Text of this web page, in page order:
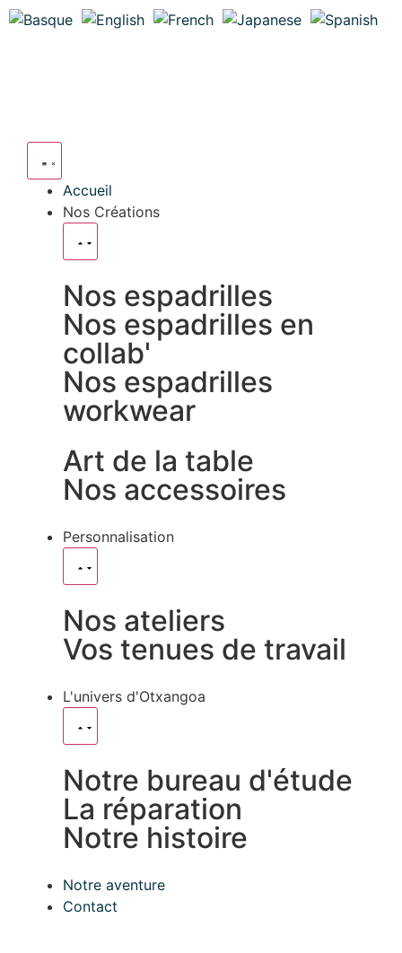
Accueil
Nos Créations
Nos espadrilles
Nos espadrilles en
collab'
Nos espadrilles
workwear
Art de la table
Nos accessoires
Personnalisation
Nos ateliers
Vos tenues de travail
L'univers d'Otxangoa
Notre bureau d'étude
La réparation
Notre histoire
Notre aventure
Contact